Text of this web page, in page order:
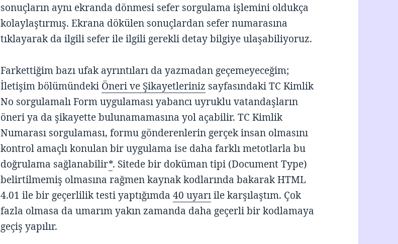
sonuçların aynı ekranda dönmesi sefer sorgulama işlemini oldukça
kolaylaştırmış. Ekrana dökülen sonuçlardan sefer numarasına
tıklayarak da ilgili sefer ile ilgili gerekli detay bilgiye ulaşabiliyoruz.
Farkettiğim bazı ufak ayrıntıları da yazmadan geçemeyeceğim;
İletişim bölümündeki Öneri ve Şikayetleriniz sayfasındaki TC Kimlik
No sorgulamalı Form uygulaması yabancı uyruklu vatandaşların
öneri ya da şikayette bulunamamasına yol açabilir. TC Kimlik
Numarası sorgulaması, formu gönderenlerin gerçek insan olmasını
kontrol amaçlı konulan bir uygulama ise daha farklı metotlarla bu
doğrulama sağlanabilir*. Sitede bir doküman tipi (Document Type)
belirtilmemiş olmasına rağmen kaynak kodlarında bakarak HTML
4.01 ile bir geçerlilik testi yaptığımda40 uyarıile karşılaştım. Çok
fazla olmasa da umarım yakın zamanda daha geçerli bir kodlamaya
geçiş yapılır.